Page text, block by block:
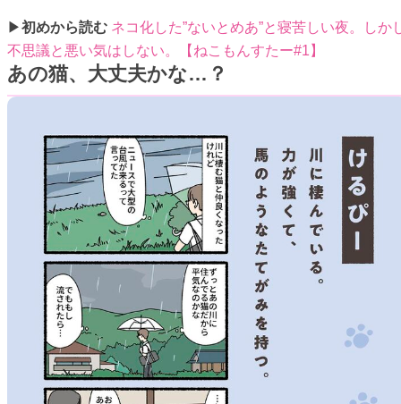
▶初めから読む ネコ化した”ないとめあ”と寝苦しい夜。しか
不思議と悪い気はしない。【ねこもんすたー#1】
あの猫、大丈夫かな…？